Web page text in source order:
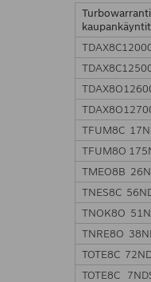
TFUM8C
TFUM8O
TMEO8B
TNES8C
TNOK8O
TNRE8O
TOTE8C
TOTE8C